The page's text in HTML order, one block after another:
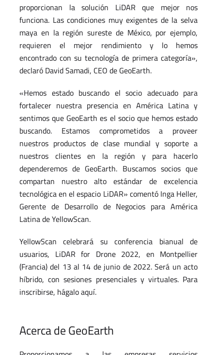
proporcionan la solución LiDAR que mejor nos
funciona. Las condiciones muy exigentes de la selva
maya en la región sureste de México, por ejemplo,
requieren el mejor rendimiento y lo hemos
encontrado con su tecnología de primera categoría»,
declaró David Samadi, CEO de GeoEarth.
«Hemos estado buscando el socio adecuado para
fortalecer nuestra presencia en América Latina y
sentimos que GeoEarth es el socio que hemos estado
buscando. Estamos comprometidos a proveer
nuestros productos de clase mundial y soporte a
nuestros clientes en la región y para hacerlo
dependeremos de GeoEarth. Buscamos socios que
compartan nuestro alto estándar de excelencia
tecnológica en el espacio LiDAR» comentó Inga Heller,
Gerente de Desarrollo de Negocios para América
Latina de YellowScan.
YellowScan celebrará su conferencia bianual de
usuarios, LiDAR for Drone 2022, en Montpellier
(Francia) del 13 al 14 de junio de 2022. Será un acto
híbrido, con sesiones presenciales y virtuales. Para
inscribirse, hágalo aquí.
Acerca de GeoEarth